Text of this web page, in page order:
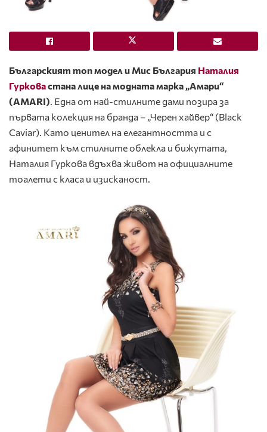
Българският топ модел и Мис България Наталия
Гурковастана лице на модната марка „Амари“
(AMARI). Една от най-стилните дами позира за
първата колекция на бранда – „Черен хайвер“ (Black
Caviar). Като ценител на елегантността и с
афинитет към стилните облекла и бижутата,
Наталия Гуркова вдъхва живот на официалните
тоалети с класа и изисканост.